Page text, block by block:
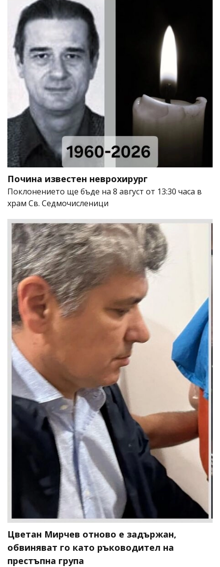
Почина известен неврохирург
Поклонението ще бъде на 8 август от 13:30 часа в
храм Св. Седмочисленици
Цветан Мирчев отново е задържан,
обвиняват го като ръководител на
престъпна група